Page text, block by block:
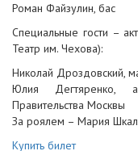
Роман Файзулин, бас
Специальные гости –
Театр им. Чехова):
Николай Дроздовский,
Юлия Дегтяренко,
Правительства Москвы
За роялем – Мария
Купить билет